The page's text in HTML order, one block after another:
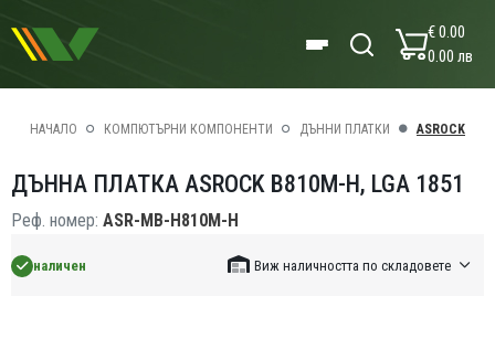
€ 0.00
0.00 лв
НАЧАЛО КОМПЮТЪРНИ КОМПОНЕНТИ ДЪННИ ПЛАТКИ ASROCK
ДЪННА ПЛАТКА ASROCK B810M-H, LGA 1851
Реф. номер: ASR-MB-H810M-H
наличен Виж наличността по складовете